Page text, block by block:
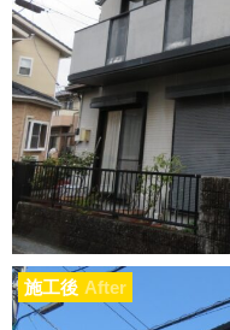
施工後 After